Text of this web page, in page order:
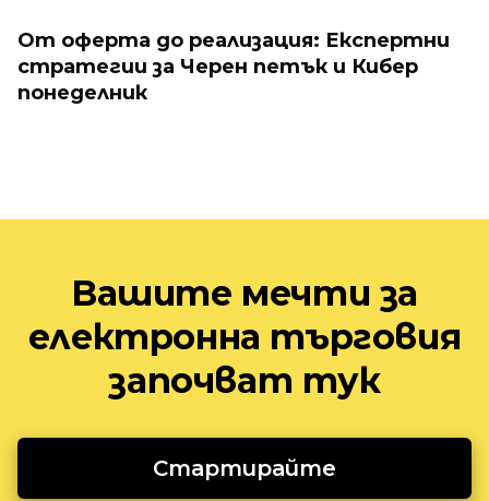
От оферта до реализация: Експертни
стратегии за Черен петък и Кибер
понеделник
Вашите мечти за
електронна търговия
започват тук
Стартирайте